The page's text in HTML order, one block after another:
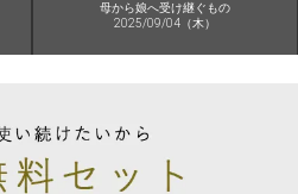
母から娘へ受け継ぐもの
2025/09/04（木）